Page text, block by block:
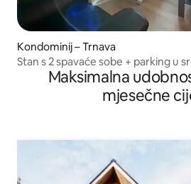
Kondominij – Trnava
Stan s 2 spavaće sobe + parking u
Maksimalna
mjesečne